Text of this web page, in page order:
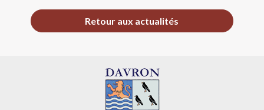
Retour aux actualités